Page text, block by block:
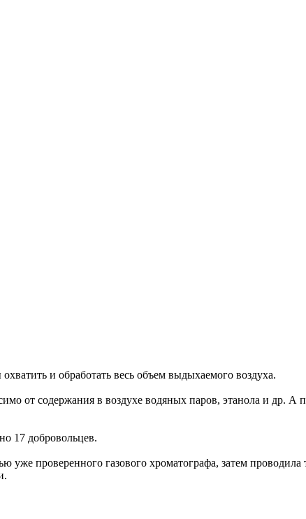
и обработать весь объем выдыхаемого воздуха.
от содержания в воздухе водяных паров, этанола и др.
17 добровольцев.
уже проверенного газового хроматографа, затем